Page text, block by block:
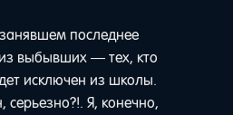
последнее
выбывших — тех, кто
исключен из школы.
Я, конечно,